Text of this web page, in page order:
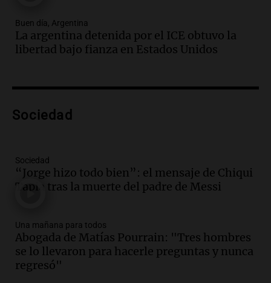
Audio.Murió Jorge Messi
Una mañana para todos
contra el tiempo: necesita un trasplante
Audio.Estiman que la inflación nacional
de julio será menor al 2,9% registrado
Episodios
Audio.Altas Cumbres: rescataron a una
cabra que llevaba ocho días atrapada en
un precipicio
Buen día, Argentina
La argentina detenida por el ICE obtuvo la
libertad bajo fianza en Estados Unidos
Sociedad
Sociedad
“Jorge hizo todo bien”: el mensaje de Chiqui
Tapia tras la muerte del padre de Messi
Una mañana para todos
Abogada de Matías Pourrain: "Tres hombres
se lo llevaron para hacerle preguntas y nunca
regresó"